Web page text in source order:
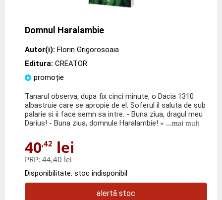
Domnul Haralambie
Autor(i): Florin Grigorosoaia
Editura: CREATOR
promoție
Tanarul observa, dupa fix cinci minute, o Dacia 1310
albastruie care se apropie de el. Soferul il saluta de sub
palarie si ii face semn sa intre. - Buna ziua, dragul meu
Darius! - Buna ziua, domnule Haralambie! » ...mai mult
40,42 lei
PRP: 44,40 lei
Disponibilitate: stoc indisponibil
alertă stoc